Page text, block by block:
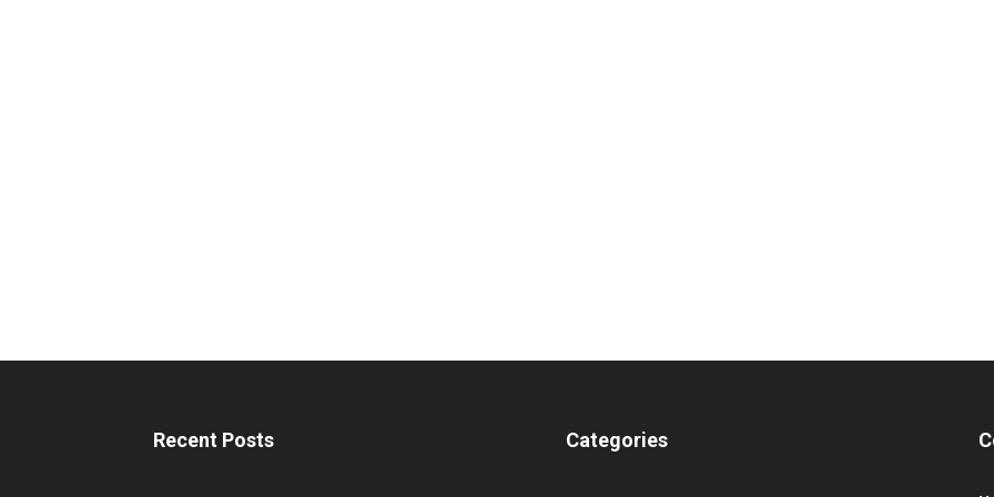
Recent Posts Categories